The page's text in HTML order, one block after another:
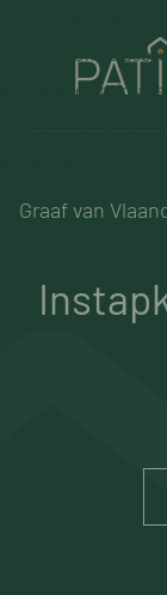
Graaf van
cookies. Om je
website te